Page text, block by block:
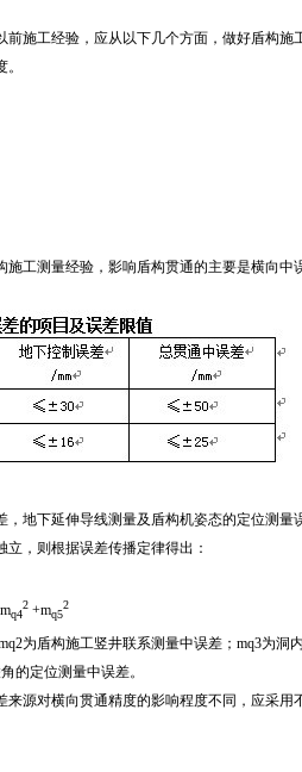
施工经验，应从以下几个方面，做好盾构施
工测量经验，影响盾构贯通的主要是横向中
地下延伸导线测量及盾构机姿态的定位测量
，则根据误差传播定律得出：
q4
2+mq5
2
为盾构施工竖井联系测量中误差；mq3为洞
的定位测量中误差。
源对横向贯通精度的影响程度不同，应采用